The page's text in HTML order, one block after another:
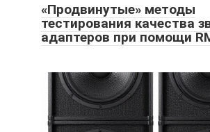
«Продвинутые» методы
тестирования качества
адаптеров при помощи